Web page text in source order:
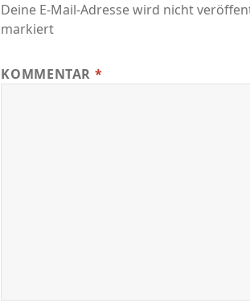
Deine E-Mail-Adresse wird nicht
markiert
KOMMENTAR *